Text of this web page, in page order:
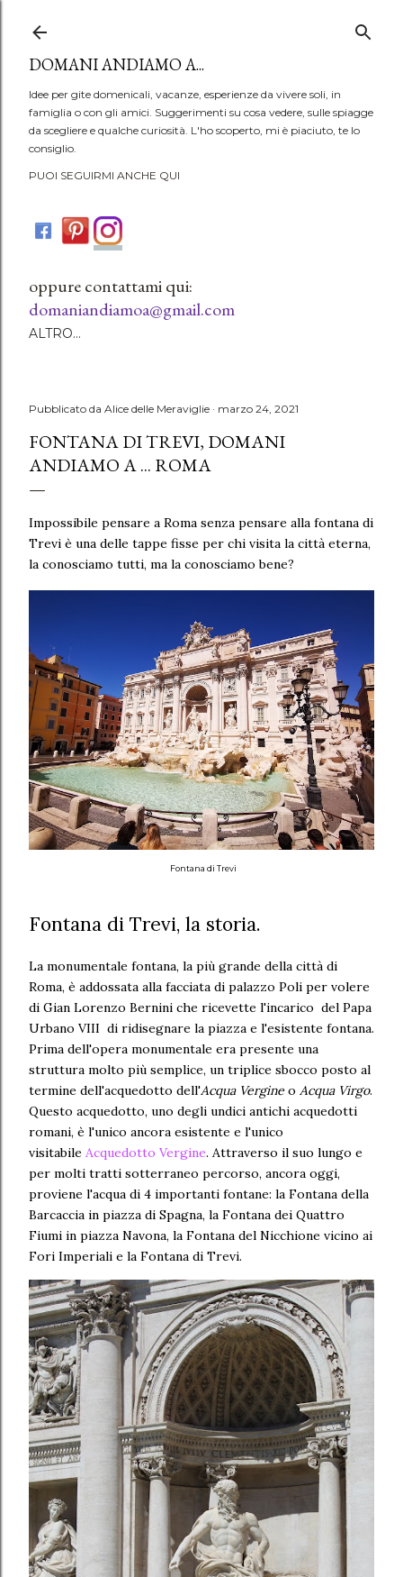
DOMANI ANDIAMO A...
Idee per gite domenicali, vacanze, esperienze da vivere soli, in
famiglia o con gli amici. Suggerimenti su cosa vedere, sulle spiagge
da scegliere e qualche curiosità. L'ho scoperto, mi è piaciuto, te lo
consiglio.
PUOI SEGUIRMI ANCHE QUI
oppure contattami qui:
domaniandiamoa@gmail.com
ALTRO…
Pubblicato da Alice delle Meraviglie marzo 24, 2021
FONTANA DI TREVI, DOMANI
ANDIAMO A ... ROMA
Impossibile pensare a Roma senza pensare alla fontana di
Trevi è una delle tappe fisse per chi visita la città eterna,
la conosciamo tutti, ma la conosciamo bene?
Fontana di Trevi
Fontana di Trevi, la storia.
La monumentale fontana, la più grande della città di
Roma, è addossata alla facciata di palazzo Poli per volere
di Gian Lorenzo Bernini che ricevette l'incarico del Papa
Urbano VIII di ridisegnare la piazza e l'esistente fontana.
Prima dell'opera monumentale era presente una
struttura molto più semplice, un triplice sbocco posto al
termine dell'acquedotto dell'Acqua Vergine o Acqua Virgo.
Questo acquedotto, uno degli undici antichi acquedotti
romani, è l'unico ancora esistente e l'unico
visitabile Acquedotto Vergine. Attraverso il suo lungo e
per molti tratti sotterraneo percorso, ancora oggi,
proviene l'acqua di 4 importanti fontane: la Fontana della
Barcaccia in piazza di Spagna, la Fontana dei Quattro
Fiumi in piazza Navona, la Fontana del Nicchione vicino ai
Fori Imperiali e la Fontana di Trevi.